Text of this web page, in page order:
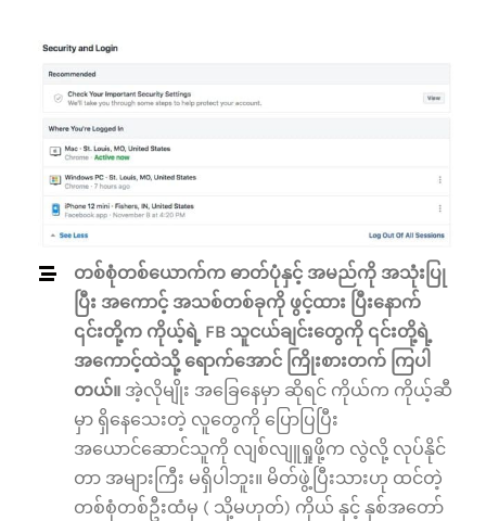
တစ်စုံတစ်ယောက်က ဓာတ်ပုံနှင့် အမည်ကို အသုံးပြု
ပြီး အကောင့် အသစ်တစ်ခုကို ဖွင့်ထား ပြီးနောက်
၎င်းတို့က ကိုယ့်ရဲ့ FB သူငယ်ချင်းတွေကို ၎င်းတို့ရဲ့
အကောင့်ထဲသို့ ရောက်အောင် ကြိုးစားတက် ကြပါ
တယ်။ အဲ့လိုမျိုး အခြေနေမှာ ဆိုရင် ကိုယ်က ကိုယ့်ဆီ
မှာ ရှိနေသေးတဲ့ လူတွေကို ပြောပြပြီး
အယောင်ဆောင်သူကို လျစ်လျူရှုဖို့က လွဲလို့ လုပ်နိုင်
တာ အများကြီး မရှိပါဘူး။ မိတ်ဖွဲ့ပြီးသားဟု ထင်တဲ့
တစ်စုံတစ်ဦးထံမှ ( သို့မဟုတ်) ကိုယ် နှင့် နှစ်အတော်